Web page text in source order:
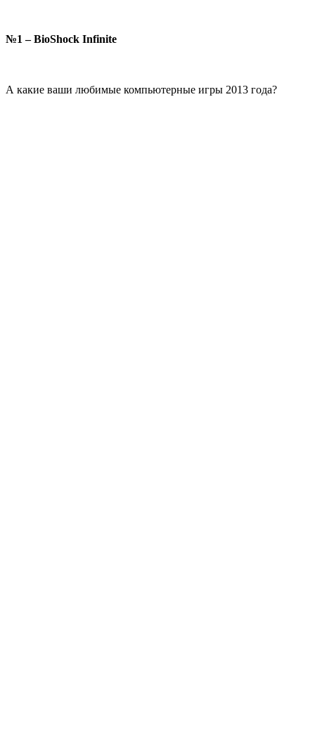
№1 – BioShock Infinite
А какие ваши любимые компьютерные игры 2013 года?